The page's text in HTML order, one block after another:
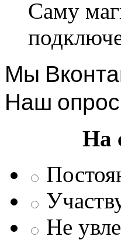
Саму
Мы
Наш
На
Не